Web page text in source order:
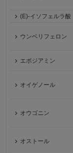
(E)-イソフェルラ酸
ウンベリフェロン
エボジアミン
オイゲノール
オウゴニン
オストール